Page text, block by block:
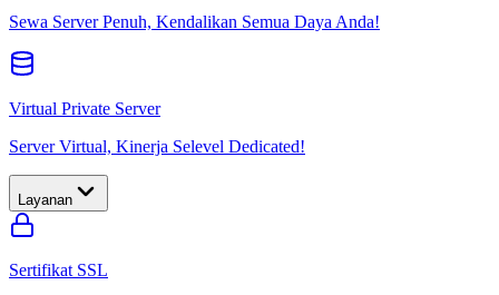
Sewa Server Penuh, Kendalikan Semua Daya Anda!
Virtual Private Server
Server Virtual, Kinerja Selevel Dedicated!
Layanan
Sertifikat SSL